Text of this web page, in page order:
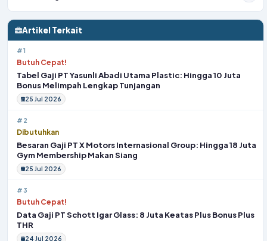
Artikel Terkait
#1
Butuh Cepat!
Tabel Gaji PT Yasunli Abadi Utama Plastic: Hingga 10 Juta
Bonus Melimpah Lengkap Tunjangan
25 Jul 2026
#2
Dibutuhkan
Besaran Gaji PT X Motors Internasional Group: Hingga 18 Juta
Gym Membership Makan Siang
25 Jul 2026
#3
Butuh Cepat!
Data Gaji PT Schott Igar Glass: 8 Juta Keatas Plus Bonus Plus
THR
24 Jul 2026